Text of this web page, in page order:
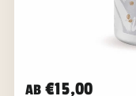
AB €15,00